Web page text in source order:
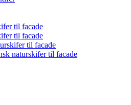
til facade
til facade
til facade
naturskifer til facade